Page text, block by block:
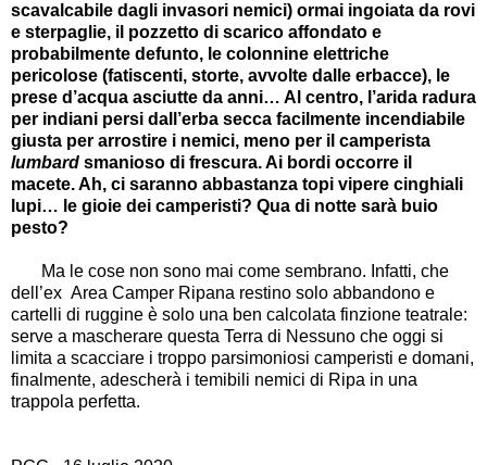
scavalcabile dagli invasori nemici) ormai ingoiata da rovi
e sterpaglie, il pozzetto di scarico affondato e
probabilmente defunto, le colonnine elettriche
pericolose (fatiscenti, storte, avvolte dalle erbacce), le
prese d’acqua asciutte da anni… Al centro, l’arida radura
per indiani persi dall’erba secca facilmente incendiabile
giusta per arrostire i nemici, meno per il camperista
lumbard smanioso di frescura. Ai bordi occorre il
macete. Ah, ci saranno abbastanza topi vipere cinghiali
lupi… le gioie dei camperisti? Qua di notte sarà buio
pesto?
Ma le cose non sono mai come sembrano. Infatti, che
dell’ex Area Camper Ripana restino solo abbandono e
cartelli di ruggine è solo una ben calcolata finzione teatrale:
serve a mascherare questa Terra di Nessuno che oggi si
limita a scacciare i troppo parsimoniosi camperisti e domani,
finalmente, adescherà i temibili nemici di Ripa in una
trappola perfetta.